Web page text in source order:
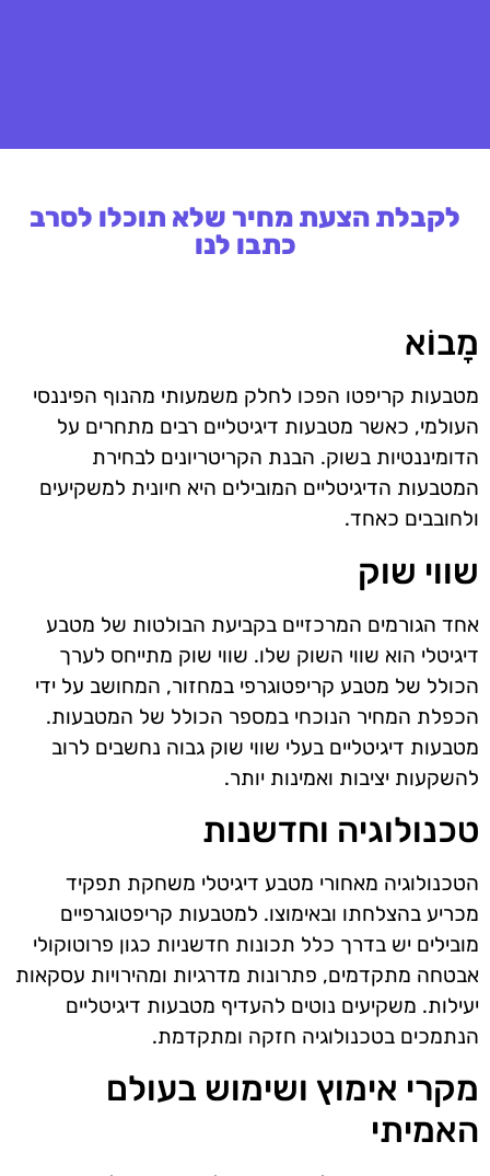
לקבלת הצעת מחיר שלא תוכלו לסרב
כתבו לנו
מָבוֹא
מטבעות קריפטו הפכו לחלק משמעותי מהנוף הפיננסי
העולמי, כאשר מטבעות דיגיטליים רבים מתחרים על
הדומיננטיות בשוק. הבנת הקריטריונים לבחירת
המטבעות הדיגיטליים המובילים היא חיונית למשקיעים
ולחובבים כאחד.
שווי שוק
אחד הגורמים המרכזיים בקביעת הבולטות של מטבע
דיגיטלי הוא שווי השוק שלו. שווי שוק מתייחס לערך
הכולל של מטבע קריפטוגרפי במחזור, המחושב על ידי
הכפלת המחיר הנוכחי במספר הכולל של המטבעות.
מטבעות דיגיטליים בעלי שווי שוק גבוה נחשבים לרוב
להשקעות יציבות ואמינות יותר.
טכנולוגיה וחדשנות
הטכנולוגיה מאחורי מטבע דיגיטלי משחקת תפקיד
מכריע בהצלחתו ובאימוצו. למטבעות קריפטוגרפיים
מובילים יש בדרך כלל תכונות חדשניות כגון פרוטוקולי
אבטחה מתקדמים, פתרונות מדרגיות ומהירויות עסקאות
יעילות. משקיעים נוטים להעדיף מטבעות דיגיטליים
הנתמכים בטכנולוגיה חזקה ומתקדמת.
מקרי אימוץ ושימוש בעולם
האמיתי